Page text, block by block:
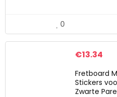
0
€13.34
Fretboard
Stickers
Zwarte